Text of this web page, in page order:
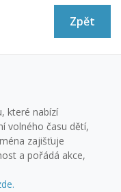
Zpět
které nabízí
volného času dětí,
zajišťuje
a pořádá akce,